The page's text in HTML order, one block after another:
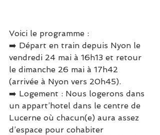
Voici le programme :
➡️ Départ en train depuis Nyon le
vendredi 24 mai à 16h13 et retour
le dimanche 26 mai à 17h42
(arrivée à Nyon vers 20h45).
➡️ Logement : Nous logerons dans
un appart’hotel dans le centre de
Lucerne où chacun(e) aura assez
d’espace pour cohabiter